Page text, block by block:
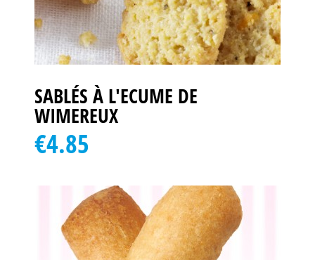
SABLÉS À L'ECUME DE
WIMEREUX
€4.85